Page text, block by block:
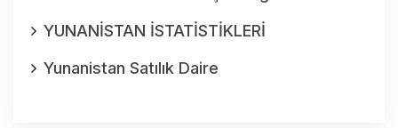
YUNANİSTAN İSTATİSTİKLERİ
Yunanistan Satılık Daire